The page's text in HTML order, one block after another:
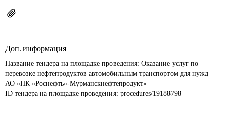
Доп. информация
Название тендера на площадке проведения: Оказание услуг по
перевозке нефтепродуктов автомобильным транспортом для нужд
АО «НК «Роснефть»-Мурманскнефтепродукт»
ID тендера на площадке проведения: procedures/19188798